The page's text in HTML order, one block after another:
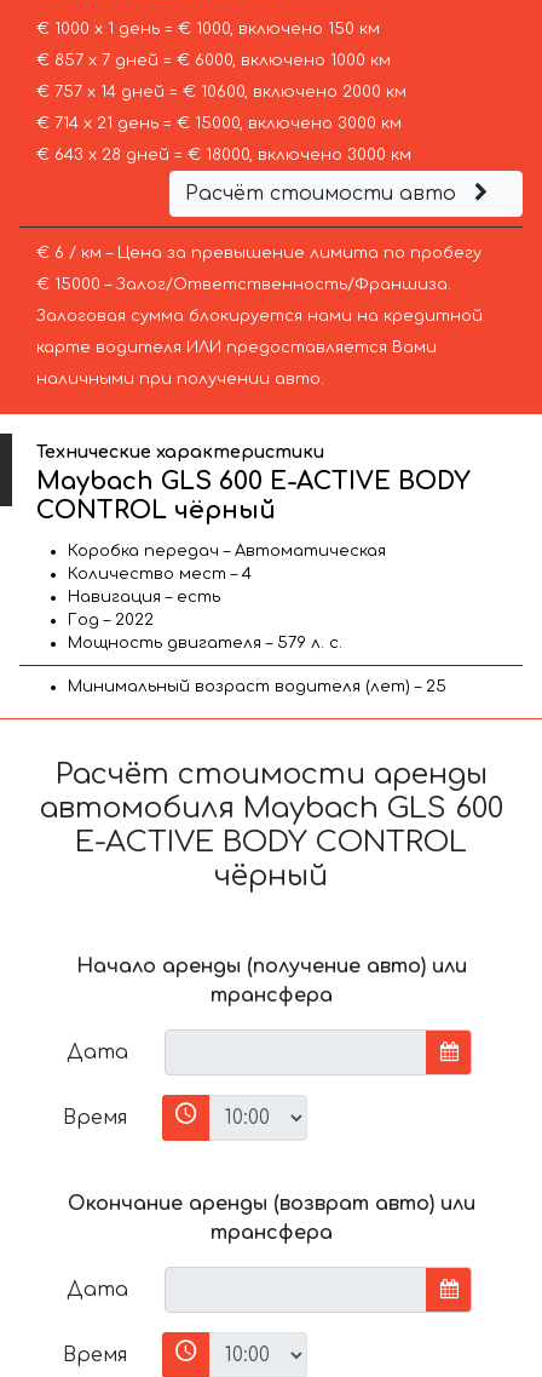
€ 1000 х 1 день = € 1000, включено 150 км
€ 857 х 7 дней = € 6000, включено 1000 км
€ 757 х 14 дней = € 10600, включено 2000 км
€ 714 х 21 день = € 15000, включено 3000 км
€ 643 х 28 дней = € 18000, включено 3000 км
Расчёт стоимости авто
€ 6 / км – Цена за превышение лимита по пробегу
€ 15000 – Залог/Ответственность/Франшиза.
Залоговая сумма блокируется нами на кредитной
карте водителя ИЛИ предоставляется Вами
наличными при получении авто.
Технические характеристики
Maybach GLS 600 E-ACTIVE BODY
CONTROL чёрный
Коробка передач – Автоматическая
Количество мест – 4
Навигация – есть
Год – 2022
Мощность двигателя – 579 л. с.
Минимальный возраст водителя (лет) – 25
Расчёт стоимости аренды
автомобиля Maybach GLS 600
E-ACTIVE BODY CONTROL
чёрный
Начало аренды (получение авто) или
трансфера
Дата
Время
Окончание аренды (возврат авто) или
трансфера
Дата
Время